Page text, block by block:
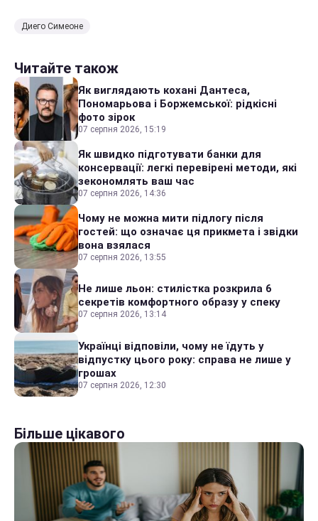
Диего Симеоне
Читайте також
Як виглядають кохані Дантеса,
Пономарьова і Боржемської: рідкісні
фото зірок
07 серпня 2026, 15:19
Як швидко підготувати банки для
консервації: легкі перевірені методи, які
зекономлять ваш час
07 серпня 2026, 14:36
Чому не можна мити підлогу після
гостей: що означає ця прикмета і звідки
вона взялася
07 серпня 2026, 13:55
Не лише льон: стилістка розкрила 6
секретів комфортного образу у спеку
07 серпня 2026, 13:14
Українці відповіли, чому не їдуть у
відпустку цього року: справа не лише у
грошах
07 серпня 2026, 12:30
Більше цікавого